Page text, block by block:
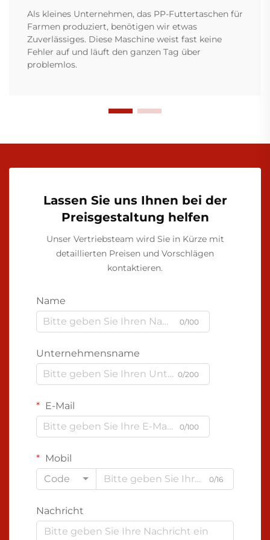
Als kleines Unternehmen, das PP-Futtertaschen für
Farmen produziert, benötigen wir etwas
Zuverlässiges. Diese Maschine weist fast keine
Fehler auf und läuft den ganzen Tag über
problemlos.
Lassen Sie uns Ihnen bei der
Preisgestaltung helfen
Unser Vertriebsteam wird Sie in Kürze mit
detaillierten Preisen und Vorschlägen
kontaktieren.
Name
0/100
Unternehmensname
0/200
E-Mail
0/100
Mobil
Code
0/16
Nachricht